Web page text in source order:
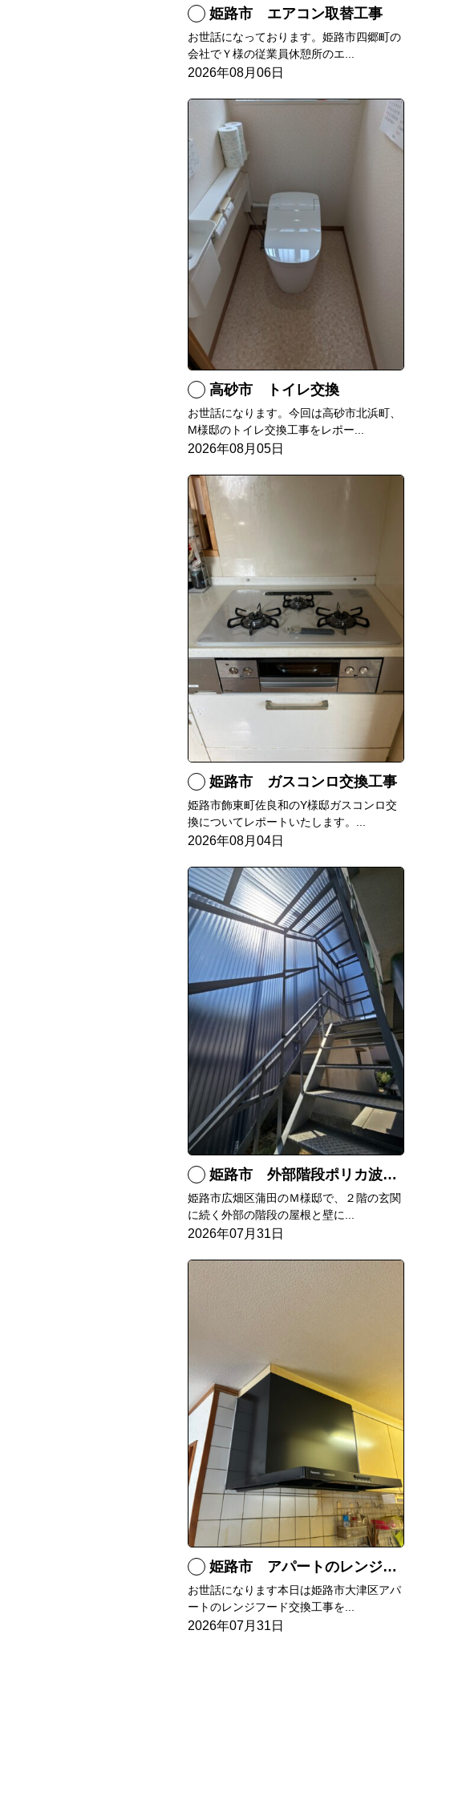
姫路市 エアコン取替工事
お世話になっております。姫路市四郷町の
会社でＹ様の従業員休憩所のエ...
2026年08月06日
高砂市 トイレ交換
お世話になります。今回は高砂市北浜町、
M様邸のトイレ交換工事をレポー...
2026年08月05日
姫路市 ガスコンロ交換工事
姫路市飾東町佐良和のY様邸ガスコンロ交
換についてレポートいたします。...
2026年08月04日
姫路市 外部階段ポリカ波板張替工事
姫路市広畑区蒲田のＭ様邸で、２階の玄関
に続く外部の階段の屋根と壁に...
2026年07月31日
姫路市 アパートのレンジフード交換
お世話になります本日は姫路市大津区アパ
ートのレンジフード交換工事を...
2026年07月31日